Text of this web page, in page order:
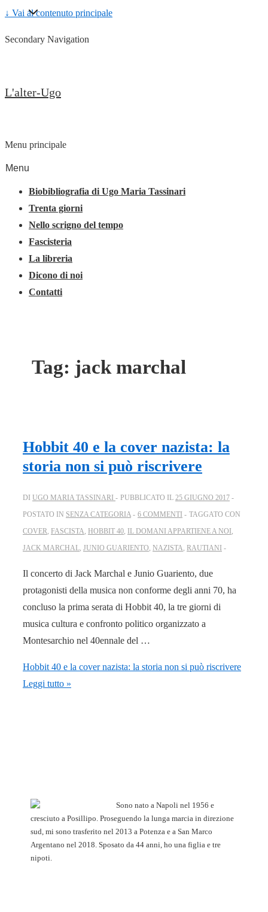
↓ Vai al contenuto principale
Secondary Navigation
L'alter-Ugo
Menu principale
Menu
Biobibliografia di Ugo Maria Tassinari
Trenta giorni
Nello scrigno del tempo
Fascisteria
La libreria
Dicono di noi
Contatti
Tag: jack marchal
Hobbit 40 e la cover nazista: la
storia non si può riscrivere
DI UGO MARIA TASSINARI PUBBLICATO IL 25 GIUGNO 2017
POSTATO IN SENZA CATEGORIA 6 COMMENTI
TAGGATO CON
COVER, FASCISTA, HOBBIT 40, IL DOMANI APPARTIENE A NOI ,
JACK MARCHAL, JUNIO GUARIENTO, NAZISTA, RAUTIANI
Il concerto di Jack Marchal e Junio Guariento, due
protagonisti della musica non conforme degli anni 70, ha
concluso la prima serata di Hobbit 40, la tre giorni di
musica cultura e confronto politico organizzato a
Montesarchio nel 40ennale del …
Hobbit 40 e la cover nazista: la storia non si può riscrivere
Leggi tutto »
Sono nato a Napoli nel 1956 e
cresciuto a Posillipo. Proseguendo la lunga marcia in direzione
sud, mi sono trasferito nel 2013 a Potenza e a San Marco
Argentano nel 2018. Sposato da 44 anni, ho una figlia e tre
nipoti.